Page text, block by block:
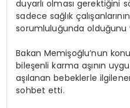
duyarlı olması gerektiğini
sadece sağlık
sorumluluğunda olduğunu
Bakan Memişoğlu’nun
bileşenli karma aşının
aşılanan bebeklerle
sohbet etti.